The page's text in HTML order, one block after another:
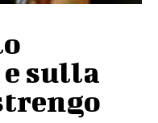
sulla